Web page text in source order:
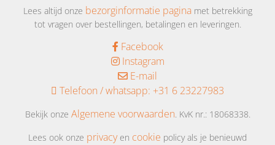
Lees altijd onze bezorginformatie paginamet betrekking
tot vragen over bestellingen, betalingen en leveringen.
Facebook
Instagram
E-mail
Telefoon / whatsapp: +31 6 23227983
Bekijk onze Algemene voorwaarden . KvK nr.: 18068338.
Lees ook onze privacyen cookie policy als je benieuwd